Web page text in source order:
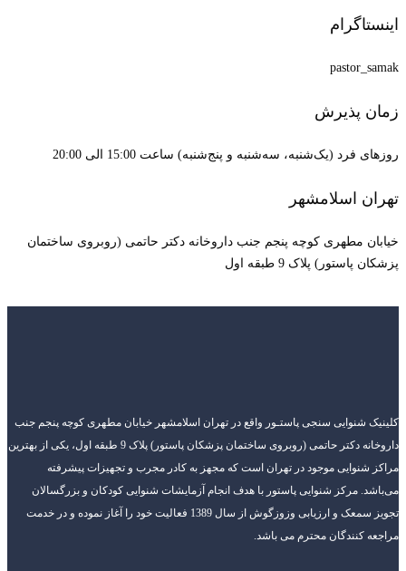
اینستاگرام
pastor_samak
زمان پذیرش
روزهای فرد (یک‌شنبه، سه‌شنبه و پنج‌شنبه) ساعت 15:00 الی 20:00
تهران اسلامشهر
خیابان مطهری کوچه پنجم جنب داروخانه دکتر حاتمی (روبروی ساختمان
پزشکان پاستور) پلاک 9 طبقه اول
کلینیک شنوایی سنجی پاستـور واقع در تهران اسلامشهر خیابان مطهری کوچه پنجم جنب
داروخانه دکتر حاتمی (روبروی ساختمان پزشکان پاستور) پلاک 9 طبقه اول، یکی از بهترین
مراکز شنوایی موجود در تهران است که مجهز به کادر مجرب و تجهیزات پیشرفته
می‌باشد. مرکز شنوایی پاستور با هدف انجام آزمایشات شنوایی کودکان و بزرگسالان
تجویز سمعک و ارزیابی وزوزگوش از سال 1389 فعالیت خود را آغاز نموده و در خدمت
مراجعه کنندگان محترم می باشد.